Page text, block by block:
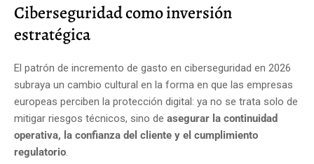
Ciberseguridad como inversión
estratégica
El patrón de incremento de gasto en ciberseguridad en 2026
subraya un cambio cultural en la forma en que las empresas
europeas perciben la protección digital: ya no se trata solo de
mitigar riesgos técnicos, sino de asegurar la continuidad
operativa, la confianza del cliente y el cumplimiento
regulatorio.